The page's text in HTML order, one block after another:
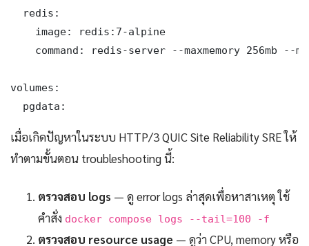
  redis:
    image: redis:7-alpine
command: redis-server --maxmemory 256mb --
volumes:
  pgdata:
เมื่อเกิดปัญหาในระบบ HTTP/3 QUIC Site Reliability SRE ให้
ทำตามขั้นตอน troubleshooting นี้:
ตรวจสอบ logs — ดู error logs ล่าสุดเพื่อหาสาเหตุ ใช้
คำสั่ง docker compose logs --tail=100 -f
ตรวจสอบ resource usage — ดูว่า CPU, memory หรือ